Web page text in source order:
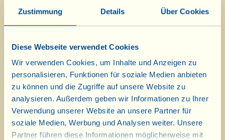
Zustimmung Details Über Cookies
Diese Webseite verwendet Cookies
Wir verwenden Cookies, um Inhalte und Anzeigen zu
personalisieren, Funktionen für soziale Medien anbieten
zu können und die Zugriffe auf unsere Website zu
analysieren. Außerdem geben wir Informationen zu Ihrer
Verwendung unserer Website an unsere Partner für
soziale Medien, Werbung und Analysen weiter. Unsere
Partner führen diese Informationen möglicherweise mit
Auberginen oder Paprikaschoten, die
lange an der Pflanze belassen
Aromafülle ihrer Ausreife.
Sie eignen sich perfekt für Soßen und
im Ofen zubereitete Gerichte wie
Rigatoni mit Paprikaschotencreme,
überbackene Auberginen mit